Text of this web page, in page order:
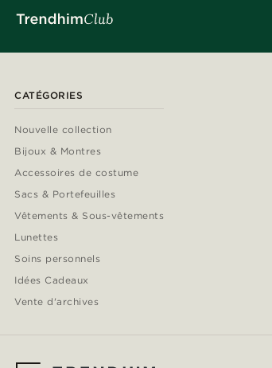
CATÉGORIES
Nouvelle collection
Bijoux & Montres
Accessoires de costume
Sacs & Portefeuilles
Vêtements & Sous-vêtements
Lunettes
Soins personnels
Idées Cadeaux
Vente d'archives